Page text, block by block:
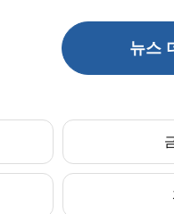
뉴스